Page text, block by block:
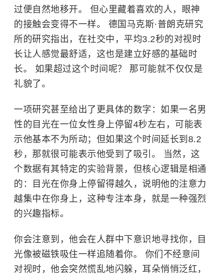
过便自然地移开。 但心里藏着喜欢的人，眼神
的接触会变得不一样。 德国马克斯·普朗克研究
所的研究指出，在社交中，平均3.2秒的对视时
长让人感觉最舒适，这也是建立好感的基础时
长。 如果超过这个时间呢？ 那可能就不仅仅是
礼貌了。
一项研究甚至给出了更具体的数字：如果一名男
性的目光在一位女性身上停留4秒左右，可能表
示他基本不为所动；但如果这个时间延长到8.2
秒，那就很可能表示他受到了吸引。 当然，这
个数据有其特定的实验背景，但核心逻辑是相通
的：目光在你身上停留得越久，说明他的注意力
越集中在你身上，这种专注本身，就是一种强烈
的兴趣指标。
你会注意到，他会在人群中下意识地寻找你，目
光像被磁铁吸住一样追随着你。 你们不经意间
对视时，他会突然慌乱地闪躲，耳朵悄悄泛红，